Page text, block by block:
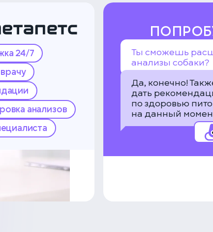
24/7
анализов
Ты сможешь
анализы собаки?
Да, конечно!
дать
по здоровью
на данный